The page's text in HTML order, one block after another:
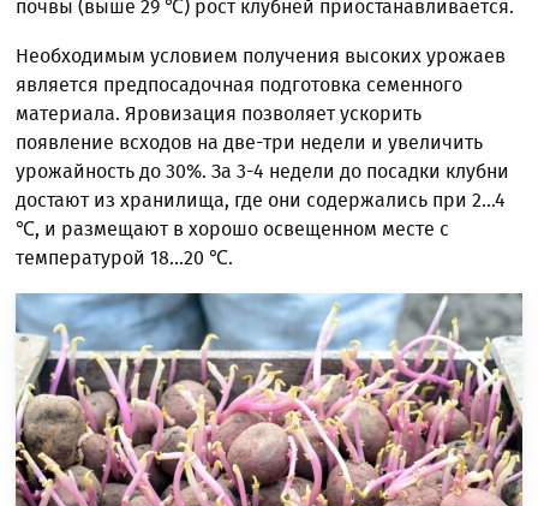
почвы (выше 29 ℃) рост клубней приостанавливается.
Необходимым условием получения высоких урожаев
является предпосадочная подготовка семенного
материала. Яровизация позволяет ускорить
появление всходов на две-три недели и увеличить
урожайность до 30%. За 3-4 недели до посадки клубни
достают из хранилища, где они содержались при 2...4
℃, и размещают в хорошо освещенном месте с
температурой 18...20 ℃.